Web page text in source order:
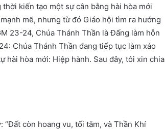
kiến tạo một sự cân bằng hài hòa mới
mẽ, nhưng từ đó Giáo hội tìm ra hướng
23-24, Chúa Thánh Thần là Đấng làm hỗn
Chúa Thánh Thần đang tiếp tục làm xáo
hài hòa mới: Hiệp hành. Sau đây, tôi xin chia
“Đất còn hoang vu, tối tăm, và Thần Khí